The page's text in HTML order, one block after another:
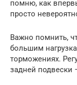
помню, как
просто
Важно помнить,
большим
торможениях.
задней подвески